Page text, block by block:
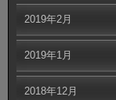
2019年2月
2019年1月
2018年12月